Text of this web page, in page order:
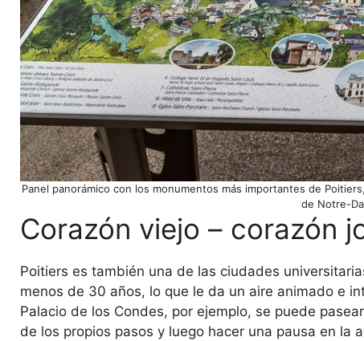
Panel panorámico con los monumentos más importantes de
de Notre-
Corazón viejo – corazón
Poitiers es también una de las ciudades
menos de 30 años, lo que le da un aire animado e
Palacio de los Condes, por ejemplo, se puede
de los propios pasos y luego hacer una pausa en la